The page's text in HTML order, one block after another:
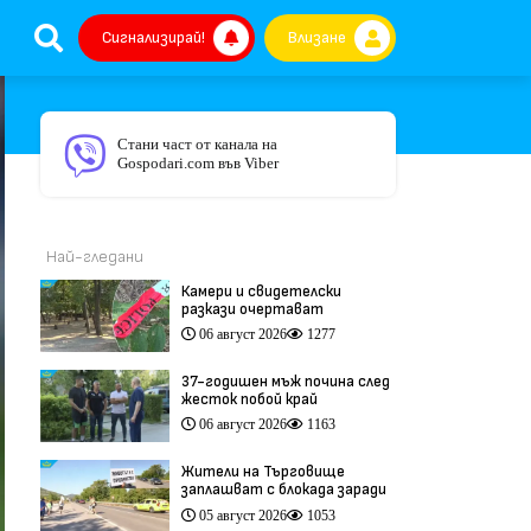
Сигнализирай! Влизане
Стани част от канала на
Gospodari.com във Viber
Най-гледани
Камери и свидетелски
разкази очертават
хронологията на фаталния
побой край Младежкия хълм
06 август 2026 1277
37-годишен мъж почина след
жесток побой край
Младежкия хълм в Пловдив
(видео)
06 август 2026 1163
Жители на Търговище
заплашват с блокада заради
опасен участък на пътя
София–Варна (видео)
05 август 2026 1053